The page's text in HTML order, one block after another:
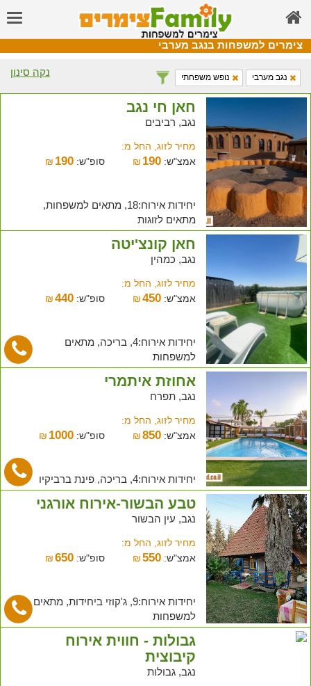
צימרים למשפחות בנגב מערבי
נקה סינון נגב מערבי נופש משפחתי
חאן חי נגב
נגב, רביבים
מחיר לזוג, החל מ:
אמצ"ש:
₪ 190 סופ"ש: ₪ 190
יחידות אירוח:18, מתאים למשפחות,
מתאים לזוגות
חאן קונצ'יטה
נגב, כמהין
מחיר לזוג, החל מ:
אמצ"ש:
₪450 סופ"ש: ₪ 440
יחידות אירוח:4, בריכה, מתאים
למשפחות
אחוזת איתמרי
נגב, תפרח
מחיר לזוג, החל מ:
אמצ"ש:
₪850 סופ"ש: ₪ 1000
יחידות אירוח:4, בריכה, פינת ברביקיו
טבע הבשור-אירוח אורגני
נגב, עין הבשור
מחיר לזוג, החל מ:
אמצ"ש:
₪550 סופ"ש: ₪ 650
יחידות אירוח:9, ג'קוזי ביחידות, מתאים
למשפחות
גבולות - חווית אירוח
קיבוצית
נגב, גבולות